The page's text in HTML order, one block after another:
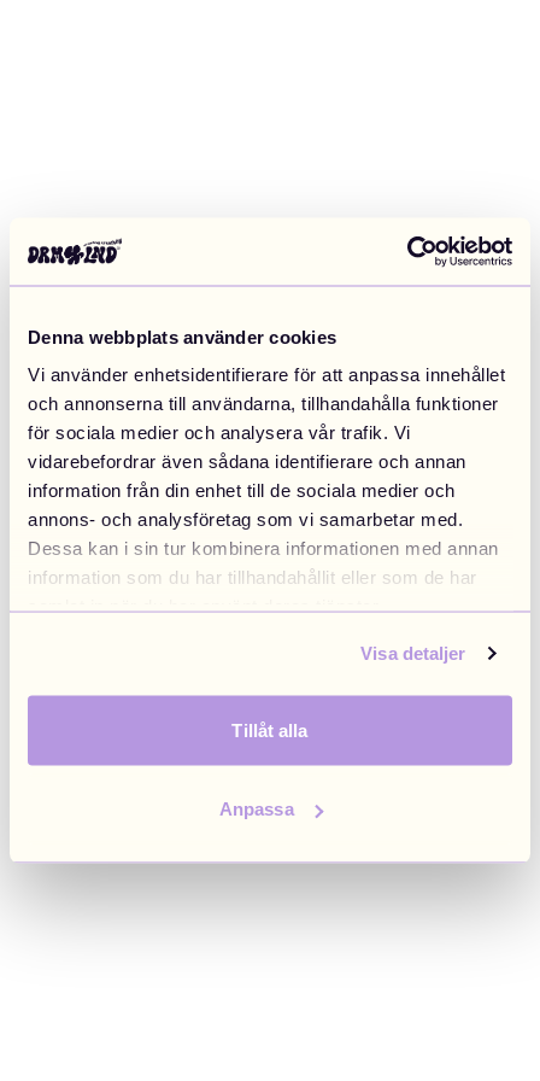
Denna webbplats använder cookies
Vi använder enhetsidentifierare för att anpassa innehållet
och annonserna till användarna, tillhandahålla funktioner
för sociala medier och analysera vår trafik. Vi
vidarebefordrar även sådana identifierare och annan
information från din enhet till de sociala medier och
annons- och analysföretag som vi samarbetar med.
Dessa kan i sin tur kombinera informationen med annan
information som du har tillhandahållit eller som de har
samlat in när du har använt deras tjänster.
Visa detaljer
Tillåt alla
Anpassa
Application error: a client-side exception has occurred (see the
browser console for more information).